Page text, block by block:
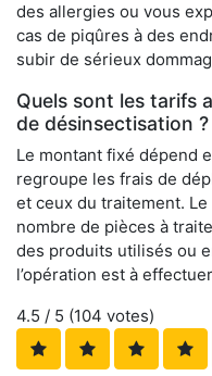
des allergies ou vous
cas de piqûres à des
subir de sérieux
Quels sont les tarifs
de désinsectisation ?
Le montant fixé dépend
regroupe les frais de
et ceux du traitement.
nombre de pièces à
des produits utilisés ou
l’opération est à
4.5 / 5 (104 votes)